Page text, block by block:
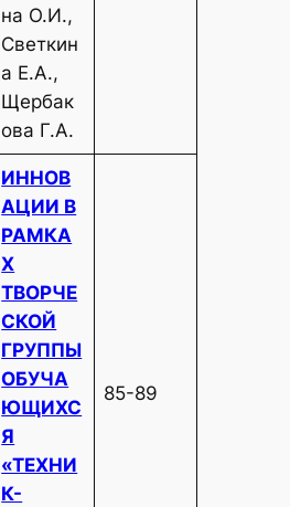
на О.И.,
Светкин
а Е.А.,
Щербак
ова Г.А.
ИННОВ
АЦИИ В
РАМКА
Х
ТВОРЧЕ
СКОЙ
ГРУППЫ
ОБУЧА
ЮЩИХС
Я
«ТЕХНИ
К-
85-89